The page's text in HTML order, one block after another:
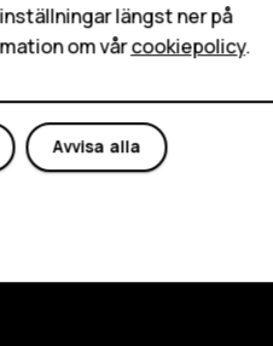
LinkedinDiscord
längst ner på
om vårcookiepolicy.
Avvisa alla